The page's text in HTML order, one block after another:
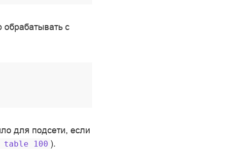
обрабатывать с
для подсети, если
table 100 ).